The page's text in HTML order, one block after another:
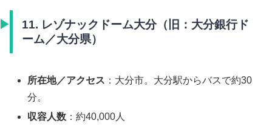
11. レゾナックドーム大分（旧：大分銀行ド
ーム／大分県）
所在地／アクセス ：大分市。大分駅からバスで約30
分。
収容人数 ：約40,000人